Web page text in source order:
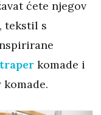
ćete njegov
tekstil s
traper komade i